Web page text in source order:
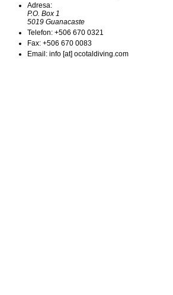
Adresa:
P.O. Box 1
5019 Guanacaste
Telefon: +506 670 0321
Fax: +506 670 0083
Email: info [at] ocotaldiving.com